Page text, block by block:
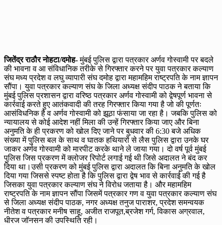
जितेंद्र राठौर नोहटा/दमोह-मुंबई पुलिस द्वारा पत्रकार अर्णव गोस्वामी पर बदले
की भावना व आ संविधानिक तरीके से गिरफ्तार करने पर युवा पत्रकार कल्याण
संघ मध्य प्रदेश व लघु व्यापारी संघ दमोह द्वारा महामहिम राष्ट्रपति के नाम ज्ञापन
सौंपा। युवा पत्रकार कल्याण संघ के जिला अध्यक्ष संदीप पाठक ने बताया कि
मुंबई पुलिस प्रशासन द्वारा वरिष्ठ पत्रकार अर्णव गोस्वामी को द्वेषपूर्ण भावना से
कार्रवाई करते हुए आतंकवादी की तरह गिरफ्तार किया गया है जो की पूर्णतः
आसंविधनिक है व अर्णव गोस्वामी को झूठा फंसाया जा रहा है। जबकि पुलिस को
न्यायालय से कोई आदेश नहीं मिला की उन्हें गिरफ्तार किया जाए और बिना
अनुमति के ही प्रकरण को खोल दिए जाने पर बुधवार की 6:30 बजे अधिक
संख्या में पुलिस बल के साथ व घातक हथियारों से लैस पुलिस द्वारा उनके घर
जाकर अर्णव गोस्वामी को मारपीट करके थाने ले जाया गया। दो वर्ष पूर्व मुंबई
पुलिस जिस प्रकरण में क्लोजर रिपोर्ट लगाई गई थी जिसे अदालत ने बंद कर
दिया था।उसी प्रकरण को मुंबई पुलिस द्वारा अदालत कि बिना अनुमति के खोल
दिया गया जिससे स्पष्ट होता है कि पुलिस द्वारा द्वेष भाव से कार्रवाई की गई है
जिसका युवा पत्रकार कल्याण संघ ने विरोध जताया है। और महामहिम
राष्ट्रपति के नाम ज्ञापन सौंपा जिसमें पत्रकार गण व युवा पत्रकार कल्याण संघ
से जिला अध्यक्ष संदीप पाठक, नगर अध्यक्ष तनुज पाराशर, प्रदेश समन्वयक
नीतेश व पत्रकार मनीष साहू, अजीत राजपूत,ब्रजेश गर्ग, विकास अग्रवाल,
धीरज जॉनसन की उपस्थिति रही।